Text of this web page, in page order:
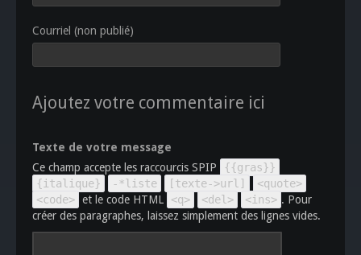
Courriel (non publié)
Ajoutez votre commentaire ici
Texte de votre message
Ce champ accepte les raccourcis SPIP
{{gras}}
{italique}
-*liste [texte->url]
<quote>
<code> et le code HTML <q> <del> <ins> . Pour
créer des paragraphes, laissez simplement des lignes vides.